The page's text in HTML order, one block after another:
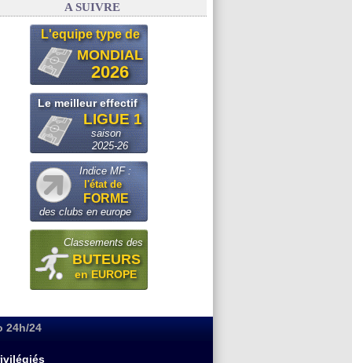
A SUIVRE
L'equipe type de
MONDIAL
2026
Le meilleur effectif
LIGUE 1
saison
2025-26
Indice MF :
l'état de
FORME
des clubs en europe
Classements des
BUTEURS
en EUROPE
24h/24